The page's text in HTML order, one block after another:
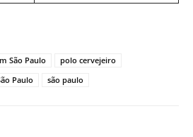
São Paulo
polo cervejeiro
Paulo
são paulo